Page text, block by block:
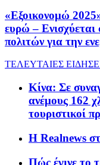
«Εξοικονομώ
ευρώ –
πολιτών για την
ΤΕΛΕΥΤΑΙΕΣ
Κίνα: Σε
ανέμους 162
τουριστικοί
Η Realnews
Πώς έγινε το